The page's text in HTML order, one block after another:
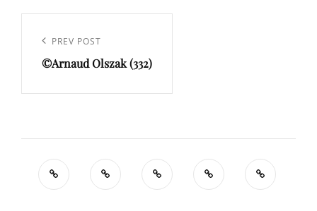
l’article
Previous
Post
PREV POST
©Arnaud Olszak (332)